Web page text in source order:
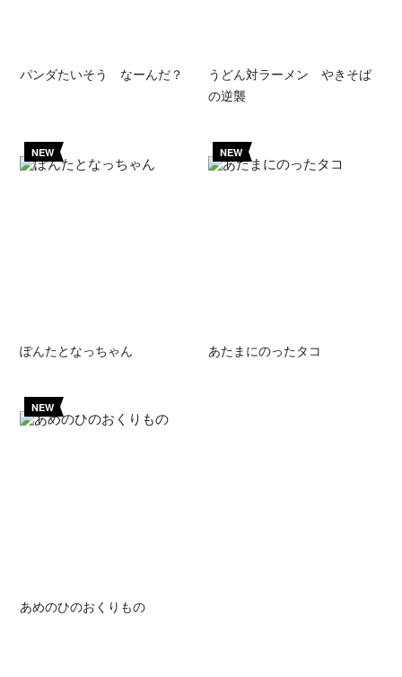
パンダたいそう なーんだ？
うどん対ラーメン やきそば
の逆襲
NEW
ぽんたとなっちゃん
NEW
あたまにのったタコ
NEW
あめのひのおくりもの